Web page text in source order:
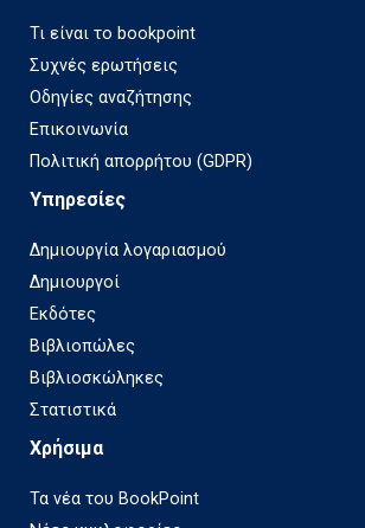
Τι είναι το bookpoint
Συχνές ερωτήσεις
Οδηγίες αναζήτησης
Επικοινωνία
Πολιτική απορρήτου (GDPR)
Υπηρεσίες
Δημιουργία λογαριασμού
Δημιουργοί
Εκδότες
Βιβλιοπώλες
Βιβλιοσκώληκες
Στατιστικά
Χρήσιμα
Τα νέα του BookPoint